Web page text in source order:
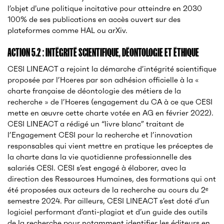
l’objet d’une politique incitative pour atteindre en 2030
100% de ses publications en accès ouvert sur des
plateformes comme HAL ou arXiv.
ACTION 5.2 : INTÉGRITÉ SCIENTIFIQUE, DÉONTOLOGIE ET ÉTHIQUE
CESI LINEACT a rejoint la démarche d’intégrité scientifique
proposée par l’Hceres par son adhésion officielle à la «
charte française de déontologie des métiers de la
recherche » de l’Hceres (engagement du CA à ce que CESI
mette en œuvre cette charte votée en AG en février 2022).
CESI LINEACT a rédigé un “livre blanc” traitant de
l’Engagement CESI pour la recherche et l’innovation
responsables qui vient mettre en pratique les préceptes de
la charte dans la vie quotidienne professionnelle des
salariés CESI. CESI s’est engagé à élaborer, avec la
direction des Ressources Humaines, des formations qui ont
été proposées aux acteurs de la recherche au cours du 2ᵉ
semestre 2024. Par ailleurs, CESI LINEACT s’est doté d’un
logiciel performant d’anti-plagiat et d’un guide des outils